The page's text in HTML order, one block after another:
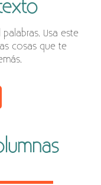
Usa este
cosas que te